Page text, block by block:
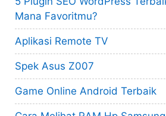
Mana Favoritmu?
Aplikasi Remote TV
Spek Asus Z007
Game Online Android Terbaik